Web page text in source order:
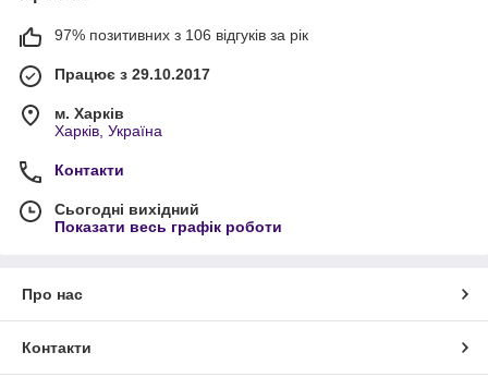
97% позитивних з 106 відгуків за рік
Працює з 29.10.2017
м. Харків
Харків, Україна
Контакти
Сьогодні вихідний
Показати весь графік роботи
Про нас
Контакти